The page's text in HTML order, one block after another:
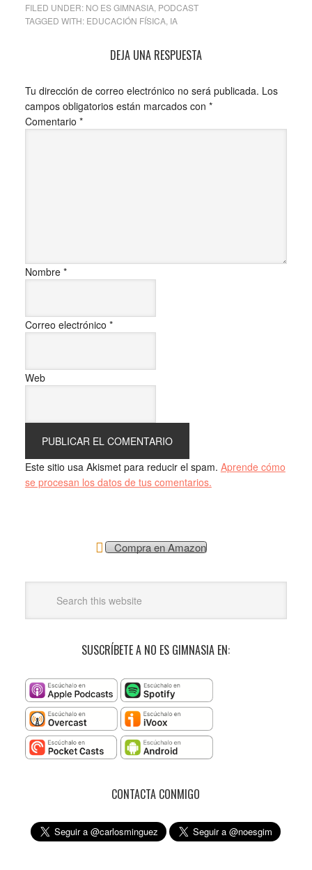
FILED UNDER: NO ES GIMNASIA, PODCAST
TAGGED WITH: EDUCACIÓN FÍSICA, IA
DEJA UNA RESPUESTA
Tu dirección de correo electrónico no será publicada. Los
campos obligatorios están marcados con *
Comentario *
Nombre *
Correo electrónico *
Web
Este sitio usa Akismet para reducir el spam. Aprende cómo
se procesan los datos de tus comentarios.
Compra en Amazon
SUSCRÍBETE A NO ES GIMNASIA EN:
CONTACTA CONMIGO